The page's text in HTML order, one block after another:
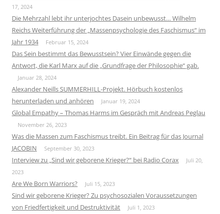
17, 2024
Die Mehrzahl lebt ihr unterjochtes Dasein unbewusst… Wilhelm
Reichs Weiterführung der „Massenpsychologie des Faschismus“ im
Jahr 1934
Februar 15, 2024
Das Sein bestimmt das Bewusstsein? Vier Einwände gegen die
Antwort, die Karl Marx auf die „Grundfrage der Philosophie“ gab.
Januar 28, 2024
Alexander Neills SUMMERHILL-Projekt. Hörbuch kostenlos
herunterladen und anhören
Januar 19, 2024
Global Empathy – Thomas Harms im Gespräch mit Andreas Peglau
November 26, 2023
Was die Massen zum Faschismus treibt. Ein Beitrag für das Journal
JACOBIN
September 30, 2023
Interview zu „Sind wir geborene Krieger?“ bei Radio Corax
Juli 20,
2023
Are We Born Warriors? Juli 15, 2023
Sind wir geborene Krieger? Zu psychosozialen Voraussetzungen
von Friedfertigkeit und Destruktivität
Juli 1, 2023